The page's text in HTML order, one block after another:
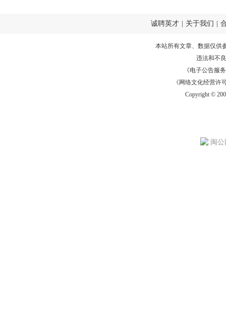
诚聘英才 关于我们
本站所有文章、数据仅供
违法和不
《电子公告服务
《网络文化经营许
Copyright ©
闽公